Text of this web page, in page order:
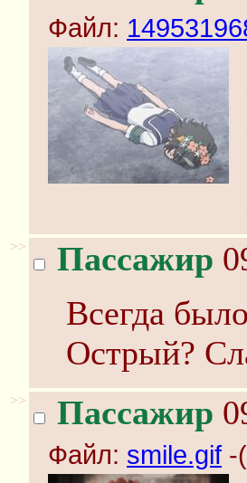
Файл:
>> Пассажир
Всегда
Острый?
>> Пассажир
Файл: smile.gif -(